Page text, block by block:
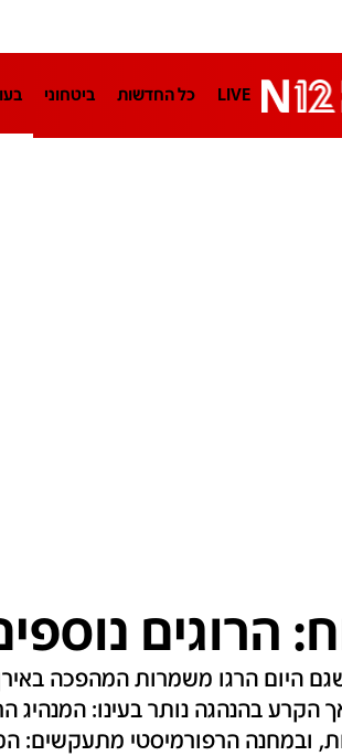
LIVE כל החדשות ביטחוני
הרוגים
היום הרגו משמרות המהפכה
הקרע בהנהגה נותר בעינו: המנהיג
ובמחנה הרפורמיסטי מתעקשים: